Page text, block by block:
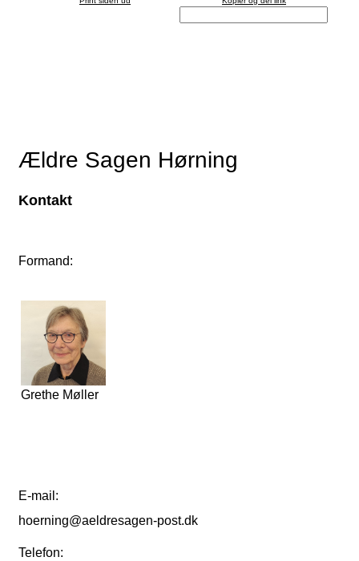
Ældre Sagen Hørning
Kontakt
Formand:
Grethe Møller
E-mail:
hoerning@aeldresagen-post.dk
Telefon: